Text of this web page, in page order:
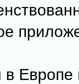
Европе